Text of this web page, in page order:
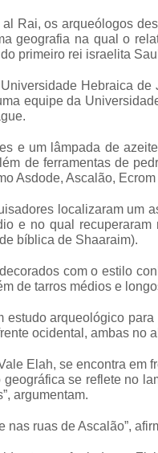
Rai, os arqueólogos
geografia na qual o
primeiro rei israelita
Hebraica
equipe da
e um lâmpada de
de ferramentas de
Asdode, Ascalão,
localizaram um
e no qual
bíblica de Shaaraim).
com o estilo
de tarros médios e
estudo arqueológico
ocidental, ambas no
Elah, se encontra
se reflete no
argumentam.
nas ruas de Ascalão”,